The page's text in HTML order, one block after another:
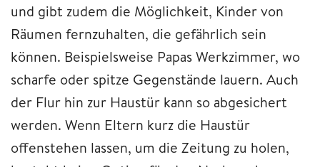
und gibt zudem die Möglichkeit, Kinder von
Räumen fernzuhalten, die gefährlich sein
können. Beispielsweise Papas Werkzimmer, wo
scharfe oder spitze Gegenstände lauern. Auch
der Flur hin zur Haustür kann so abgesichert
werden. Wenn Eltern kurz die Haustür
offenstehen lassen, um die Zeitung zu holen,